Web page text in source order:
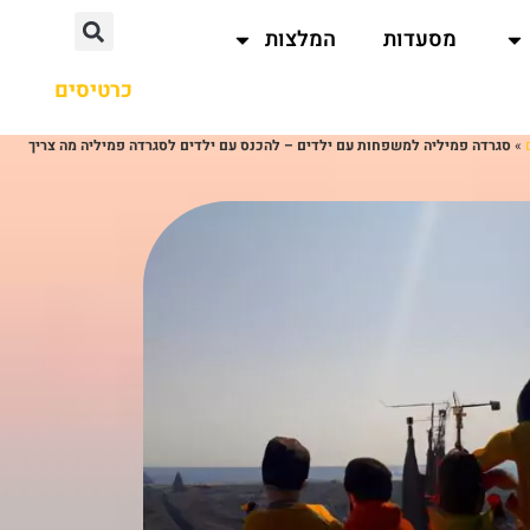
מסעדות
המלצות
כרטיסים
» סגרדה פמיליה למשפחות עם ילדים – להכנס עם ילדים לסגרדה פמיליה מה צריך